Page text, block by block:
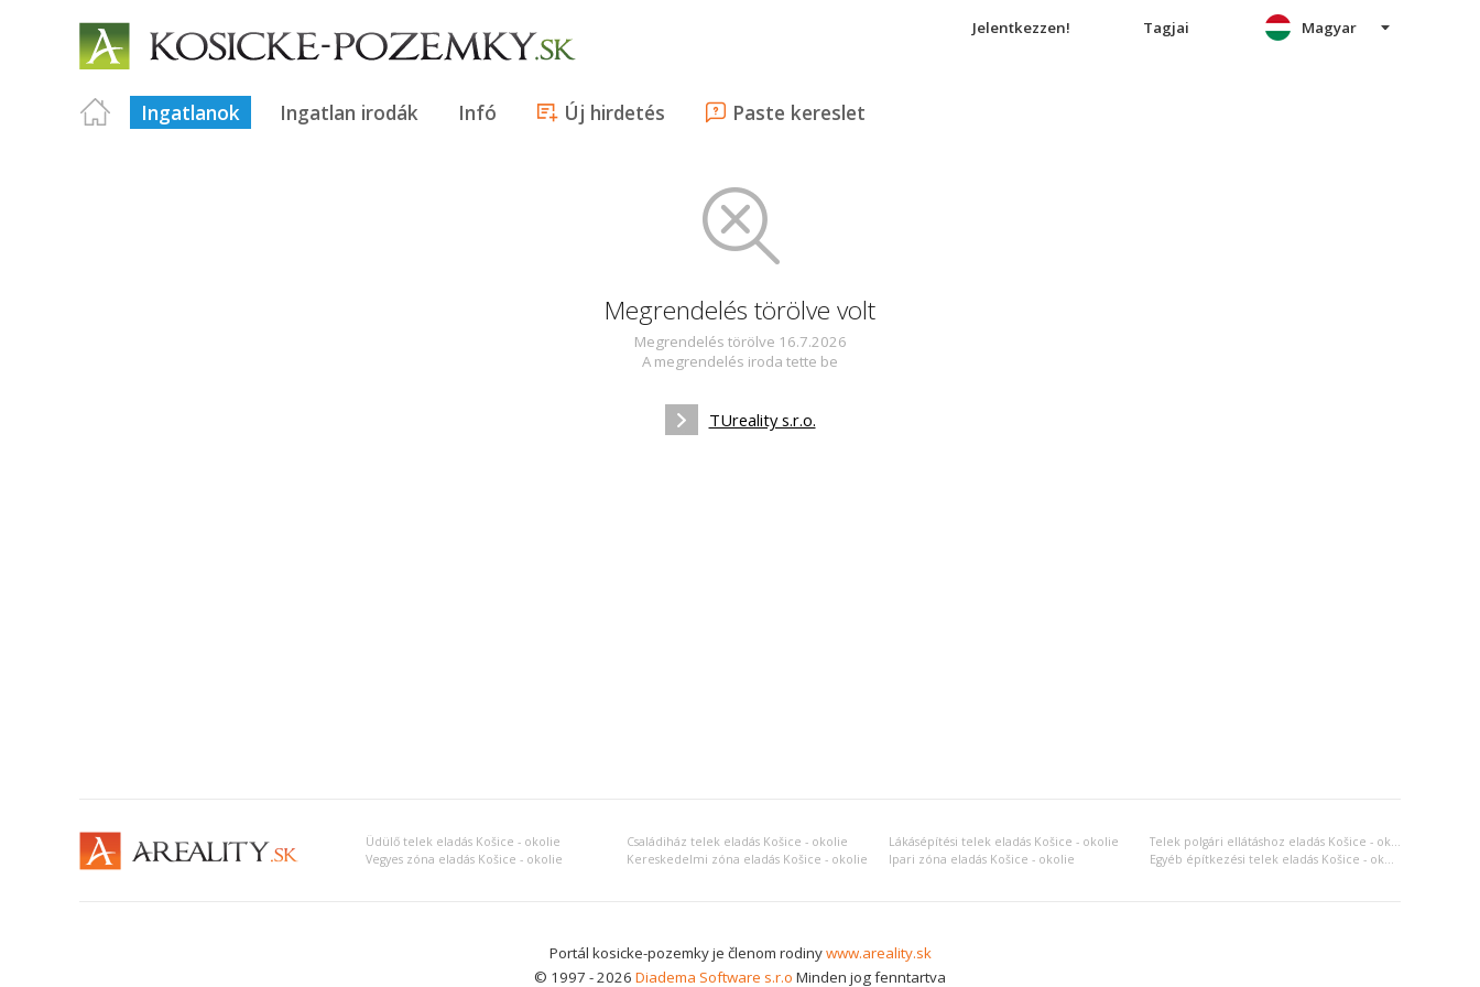
Jelentkezzen! Tagjai
Ingatlanok Ingatlan irodák Infó Új hirdetés Paste kereslet
Magyar
Megrendelés törölve volt
Megrendelés törölve 16.7.2026
A megrendelés iroda tette be
TUreality s.r.o.
Üdülő telek eladás Košice - okolie Családiház telek eladás Košice - okolie Lákásépítési telek eladás Košice - okolie
Telek polgári ellátáshoz eladás Košice - okolie
Vegyes zóna eladás Košice - okolie
Kereskedelmi zóna eladás Košice - okolie Ipari zóna eladás Košice - okolie Egyéb építkezési telek eladás Košice - okolie
Portál kosicke-pozemky je členom rodinywww.areality.sk
© 1997 - 2026 Diadema Software s.r.o Minden jog fenntartva